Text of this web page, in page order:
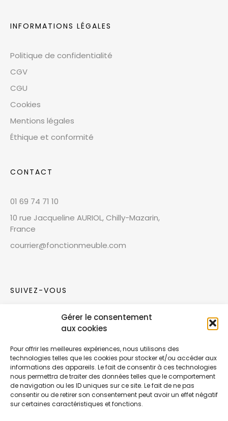
Gérer le consentement
aux cookies
Pour offrir les meilleures expériences, nous utilisons des
technologies telles que les cookies pour stocker et/ou accéder aux
informations des appareils. Le fait de consentir à ces technologies
nous permettra de traiter des données telles que le comportement
de navigation ou les ID uniques sur ce site. Le fait de ne pas
consentir ou de retirer son consentement peut avoir un effet négatif
sur certaines caractéristiques et fonctions.
INFORMATIONS LÉGALES
Politique de confidentialité
CGV
CGU
Cookies
Mentions légales
Éthique et conformité
CONTACT
01 69 74 71 10
10 rue Jacqueline AURIOL, Chilly-Mazarin,
France
courrier@fonctionmeuble.com
SUIVEZ-VOUS
Rejoignez notre communauté sur les réseaux
Nouvelles collections, vie de l’équipe ou
inspirations : soyez informés de nos dernières
actualités.